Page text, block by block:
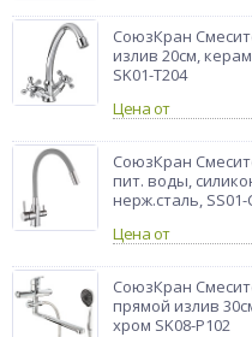
Бренд
СоюзКран
излив 20см,
SK01-T204
Цена от
СоюзКран
пит. воды,
нерж.сталь, SS01-
Цена от
СоюзКран
прямой излив
хром SK08-P102